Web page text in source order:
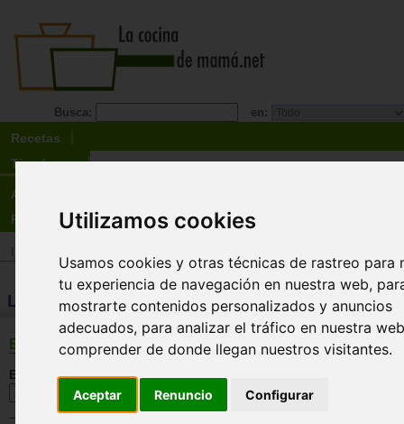
Utilizamos cookies
Usamos cookies y otras técnicas de rastreo para
tu experiencia de navegación en nuestra web,
mostrarte contenidos personalizados y anuncios
adecuados, para analizar el tráfico en nuestra
comprender de donde llegan nuestros visitantes.
Aceptar Renuncio Configurar
Busca: en:
Recetas
Tienda
Actualidad
Registro
LIBROS: Chocolate
BÚSQUEDA
En esta sección: